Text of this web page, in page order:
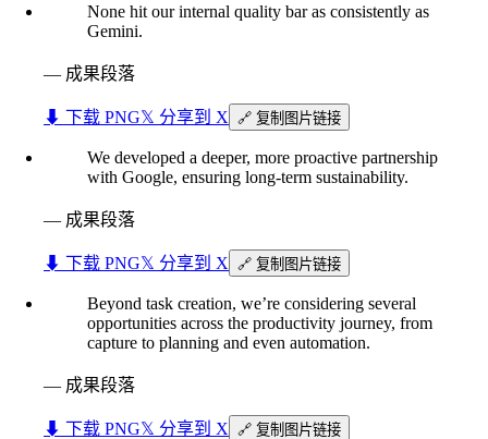
None hit our internal quality bar as consistently as
Gemini.
— 成果段落
⬇︎ 下载 PNG𝕏 分享到 X 🔗 复制图片链接
We developed a deeper, more proactive partnership
with Google, ensuring long-term sustainability.
— 成果段落
⬇︎ 下载 PNG𝕏 分享到 X 🔗 复制图片链接
Beyond task creation, we’re considering several
opportunities across the productivity journey, from
capture to planning and even automation.
— 成果段落
⬇︎ 下载 PNG𝕏 分享到 X 🔗 复制图片链接